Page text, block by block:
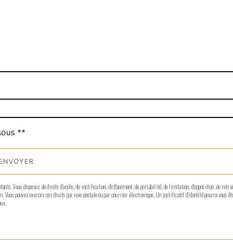
**
Vous disposez de droits d’accès, de rectification, d’effacement, de portabilité, de limitation, d’opposition, de
Vous pouvez exercer ces droits par voie postale ou par courrier électronique. Un justificatif d'identité pourra vous